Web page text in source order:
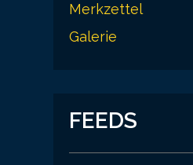
Merkzettel
Galerie
FEEDS